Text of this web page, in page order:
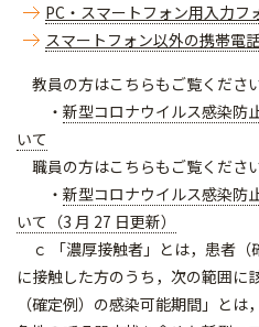
PC・スマートフォン用入力フ
スマートフォン以外の携帯電
教員の方はこちらもご覧ください
・ 新型コロナウイルス感染防
いて
職員の方はこちらもご覧ください
・ 新型コロナウイルス感染防
いて（3 月 27 日更新）
ｃ 「濃厚接触者」とは，患者（
に接触した方のうち，次の範囲
（確定例）の感染可能期間」と